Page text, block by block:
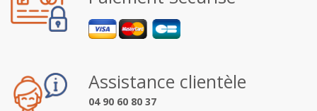
Assistance clientèle
04 90 60 80 37